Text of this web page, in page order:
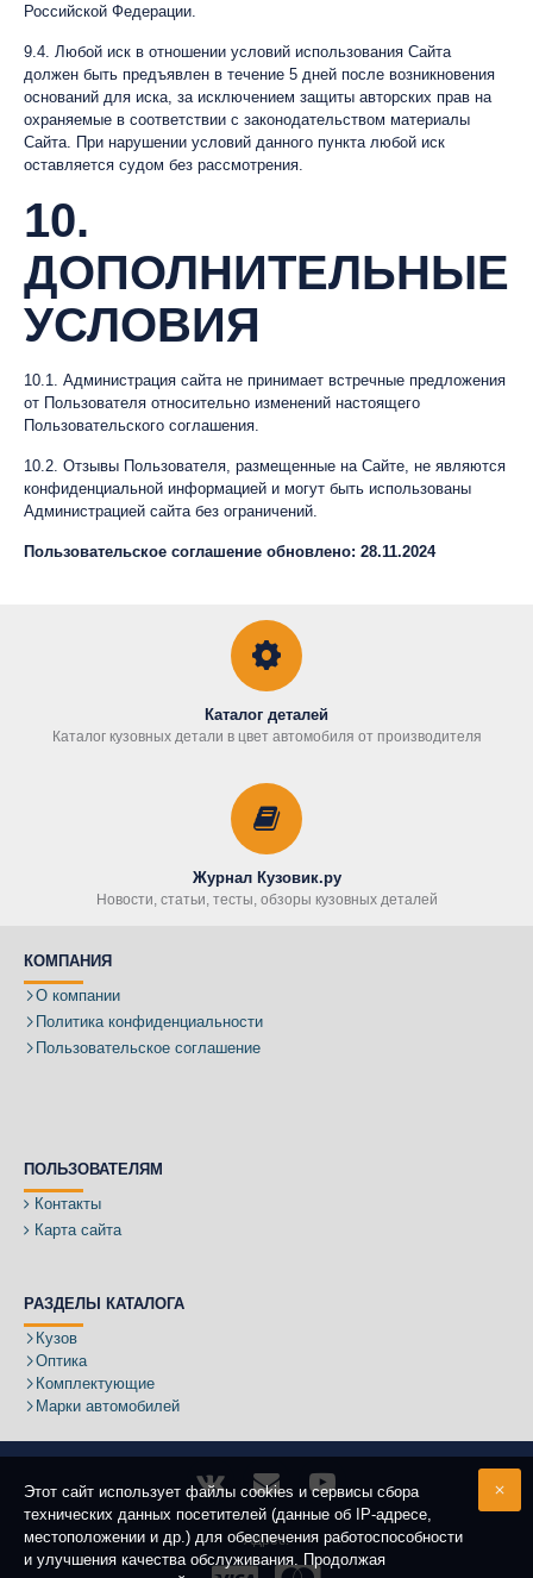
Российской Федерации.
9.4. Любой иск в отношении условий использования Сайта
должен быть предъявлен в течение 5 дней после возникновения
оснований для иска, за исключением защиты авторских прав на
охраняемые в соответствии с законодательством материалы
Сайта. При нарушении условий данного пункта любой иск
оставляется судом без рассмотрения.
10.
ДОПОЛНИТЕЛЬНЫЕ
УСЛОВИЯ
10.1. Администрация сайта не принимает встречные предложения
от Пользователя относительно изменений настоящего
Пользовательского соглашения.
10.2. Отзывы Пользователя, размещенные на Сайте, не являются
конфиденциальной информацией и могут быть использованы
Администрацией сайта без ограничений.
Пользовательское соглашение обновлено: 28.11.2024
Каталог деталей
Каталог кузовных детали в цвет автомобиля от производителя
Журнал Кузовик.ру
Новости, статьи, тесты, обзоры кузовных деталей
КОМПАНИЯ
О компании
Политика конфиденциальности
Пользовательское соглашение
ПОЛЬЗОВАТЕЛЯМ
Контакты
Карта сайта
РАЗДЕЛЫ КАТАЛОГА
Кузов
Оптика
Комплектующие
Марки автомобилей
Адрес:
Этот сайт использует файлы cookies и сервисы сбора
технических данных посетителей (данные об IP-адресе,
местоположении и др.) для обеспечения работоспособности
и улучшения качества обслуживания. Продолжая